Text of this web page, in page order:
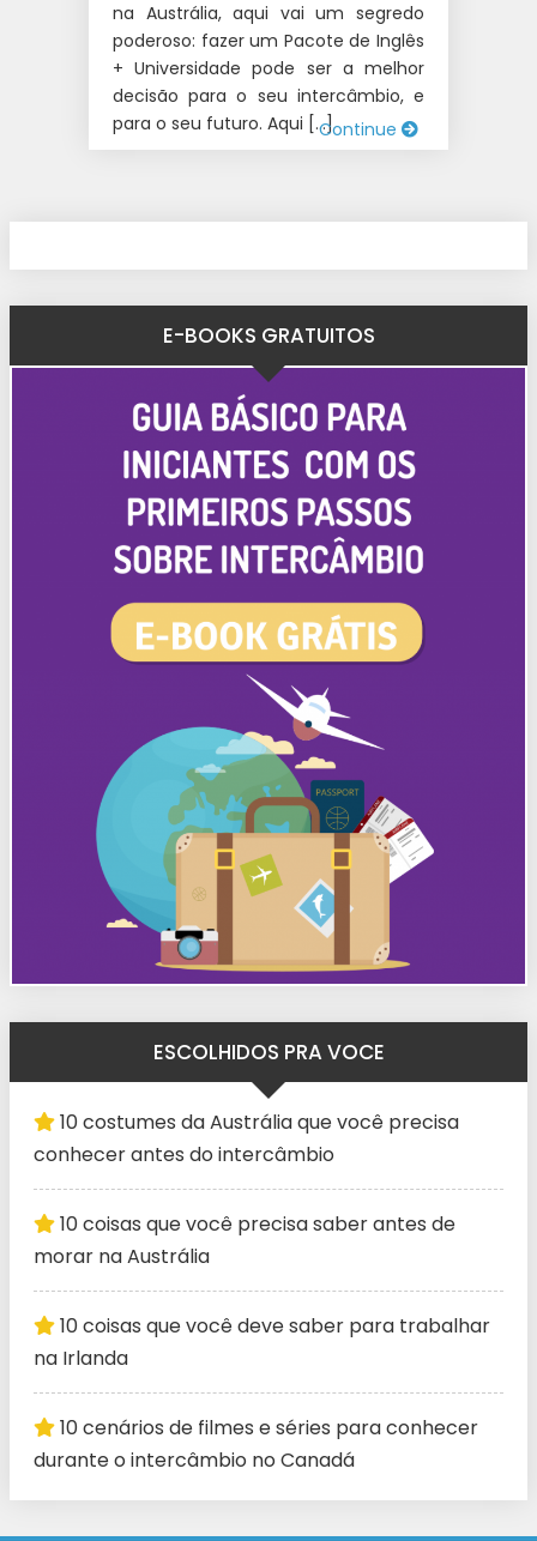
na Austrália, aqui vai um segredo
poderoso: fazer um Pacote de Inglês
+ Universidade pode ser a melhor
decisão para o seu intercâmbio, e
para o seu futuro. Aqui […]Continue
E-BOOKS GRATUITOS
ESCOLHIDOS PRA VOCE
10 costumes da Austrália que você precisa
conhecer antes do intercâmbio
10 coisas que você precisa saber antes de
morar na Austrália
10 coisas que você deve saber para trabalhar
na Irlanda
10 cenários de filmes e séries para conhecer
durante o intercâmbio no Canadá